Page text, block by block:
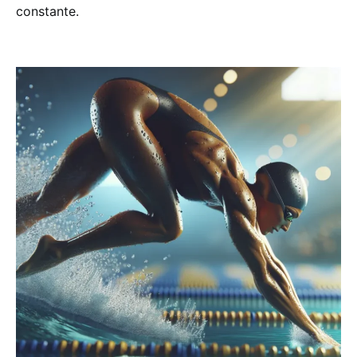
constante.